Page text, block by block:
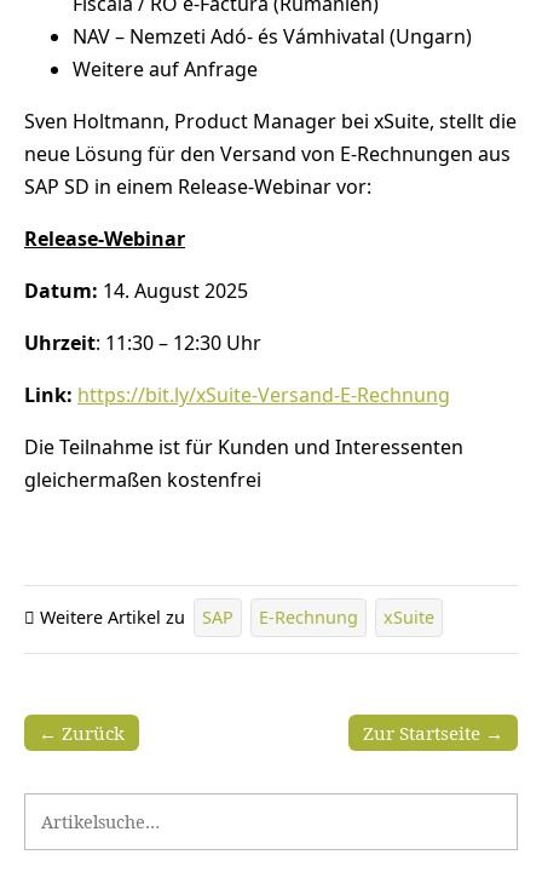
NAV – Nemzeti Adó- és Vámhivatal (Ungarn)
Weitere auf Anfrage
Sven Holtmann, Product Manager bei xSuite, stellt die
neue Lösung für den Versand von E-Rechnungen aus
SAP SD in einem Release-Webinar vor:
Release-Webinar
Datum: 14. August 2025
Uhrzeit: 11:30 – 12:30 Uhr
Link: https://bit.ly/xSuite-Versand-E-Rechnung
Die Teilnahme ist für Kunden und Interessenten
gleichermaßen kostenfrei
Weitere Artikel zu SAP E-Rechnung xSuite
Zur Startseite →
← Zurück